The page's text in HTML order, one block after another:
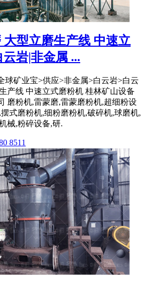
大型立磨生产线 中速立
岩|非金属 ...
球矿业宝>供应>非金属>白云岩>白云
产线 中速立式磨粉机 桂林矿山设备
磨粉机,雷蒙磨,雷蒙磨粉机,超细粉设
式磨粉机,细粉磨粉机,破碎机,球磨机,
械,粉碎设备,研.
8511